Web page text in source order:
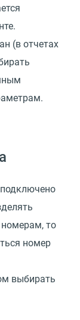
(в отчетах
то
номер
выбирать